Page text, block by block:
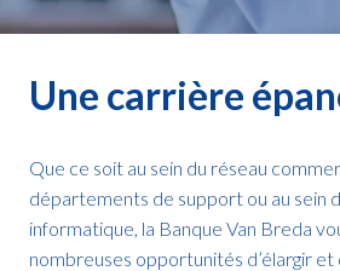
Une carrière
Que ce soit au sein du réseau
départements de support ou au sein
informatique, la Banque Van Breda
nombreuses opportunités d’élargir et